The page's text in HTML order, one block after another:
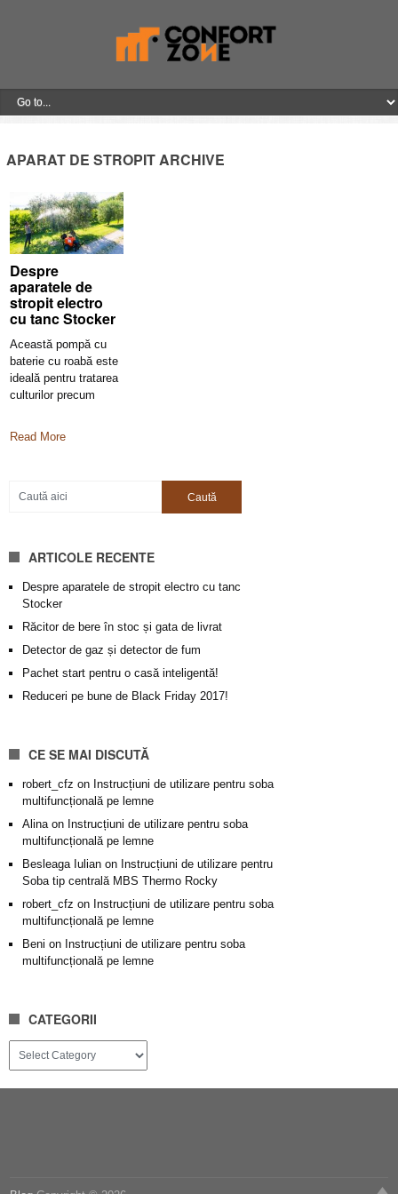
APARAT DE STROPIT ARCHIVE
Despre
aparatele de
stropit electro
cu tanc Stocker
Această pompă cu
baterie cu roabă este
ideală pentru tratarea
culturilor precum
Read More
ARTICOLE RECENTE
Despre aparatele de stropit electro cu tanc
Stocker
Răcitor de bere în stoc și gata de livrat
Detector de gaz și detector de fum
Pachet start pentru o casă inteligentă!
Reduceri pe bune de Black Friday 2017!
CE SE MAI DISCUTĂ
robert_cfz on Instrucțiuni de utilizare pentru soba
multifuncțională pe lemne
Alinaon Instrucțiuni de utilizare pentru soba
multifuncțională pe lemne
Besleaga Iulian on Instrucțiuni de utilizare pentru
Soba tip centrală MBS Thermo Rocky
robert_cfz on Instrucțiuni de utilizare pentru soba
multifuncțională pe lemne
Beni on Instrucțiuni de utilizare pentru soba
multifuncțională pe lemne
CATEGORII
Categorii